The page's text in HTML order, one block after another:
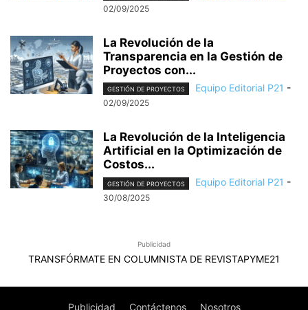
02/09/2025
La Revolución de la
Transparencia en la Gestión de
Proyectos con...
GESTIÓN DE PROYECTOS Equipo Editorial P21 -
02/09/2025
La Revolución de la Inteligencia
Artificial en la Optimización de
Costos...
GESTIÓN DE PROYECTOS Equipo Editorial P21 -
30/08/2025
Publicidad
TRANSFÓRMATE EN COLUMNISTA DE REVISTAPYME21
Publicidad Contáctenos Nosotros